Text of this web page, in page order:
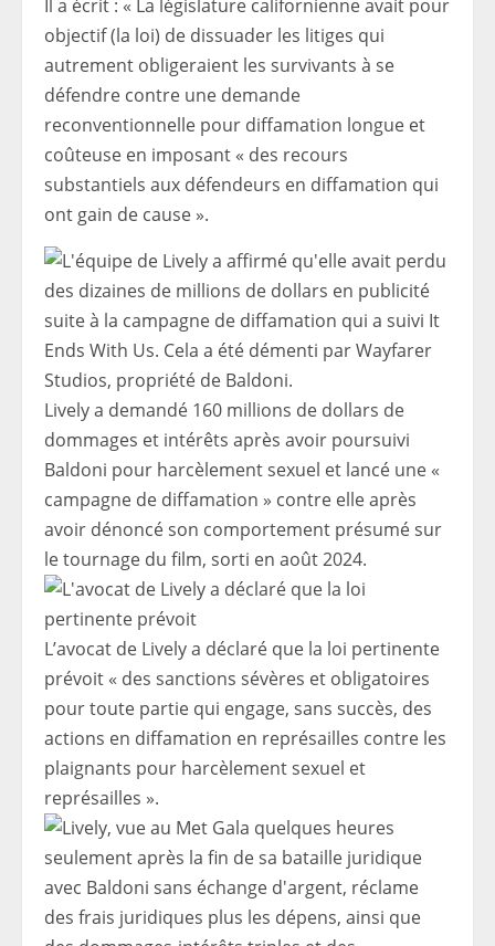
Il a écrit : « La législature californienne avait pour
objectif (la loi) de dissuader les litiges qui
autrement obligeraient les survivants à se
défendre contre une demande
reconventionnelle pour diffamation longue et
coûteuse en imposant « des recours
substantiels aux défendeurs en diffamation qui
ont gain de cause ».
Lively a demandé 160 millions de dollars de
dommages et intérêts après avoir poursuivi
Baldoni pour harcèlement sexuel et lancé une «
campagne de diffamation » contre elle après
avoir dénoncé son comportement présumé sur
le tournage du film, sorti en août 2024.
L’avocat de Lively a déclaré que la loi pertinente
prévoit « des sanctions sévères et obligatoires
pour toute partie qui engage, sans succès, des
actions en diffamation en représailles contre les
plaignants pour harcèlement sexuel et
représailles ».